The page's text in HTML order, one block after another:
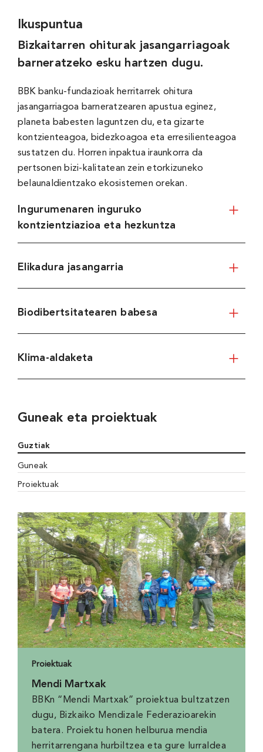
Ikuspuntua
Bizkaitarren ohiturak jasangarriagoak
barneratzeko esku hartzen dugu.
BBK banku-fundazioak herritarrek ohitura
jasangarriagoa barneratzearen apustua eginez,
planeta babesten laguntzen du, eta gizarte
kontzienteagoa, bidezkoagoa eta erresilienteagoa
sustatzen du. Horren inpaktua iraunkorra da
pertsonen bizi-kalitatean zein etorkizuneko
belaunaldientzako ekosistemen orekan.
Ingurumenaren inguruko
kontzientziazioa eta hezkuntza
Elikadura jasangarria
Biodibertsitatearen babesa
Klima-aldaketa
Guneak eta proiektuak
Guztiak
Guneak
Proiektuak
Proiektuak
Mendi Martxak
BBKn “Mendi Martxak” proiektua bultzatzen
dugu, Bizkaiko Mendizale Federazioarekin
batera. Proiektu honen helburua mendia
herritarrengana hurbiltzea eta gure lurraldea